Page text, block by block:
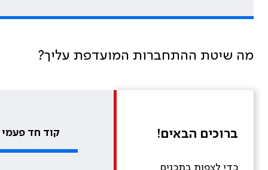
מה שיטת ההתחברות המועדפת עליך?
ברוכים הבאים!
כדי לצפות בתכנים
קוד חד פעמי